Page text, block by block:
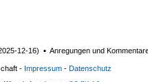
12-16) ▪ Anregungen und
- Impressum - Datenschutz